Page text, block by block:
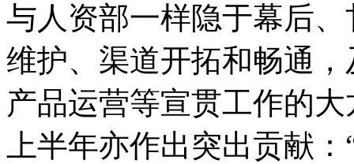
与人资部一样隐于幕后
维护、渠道开拓和畅通
产品运营等宣贯工作的
上半年亦作出突出贡献：